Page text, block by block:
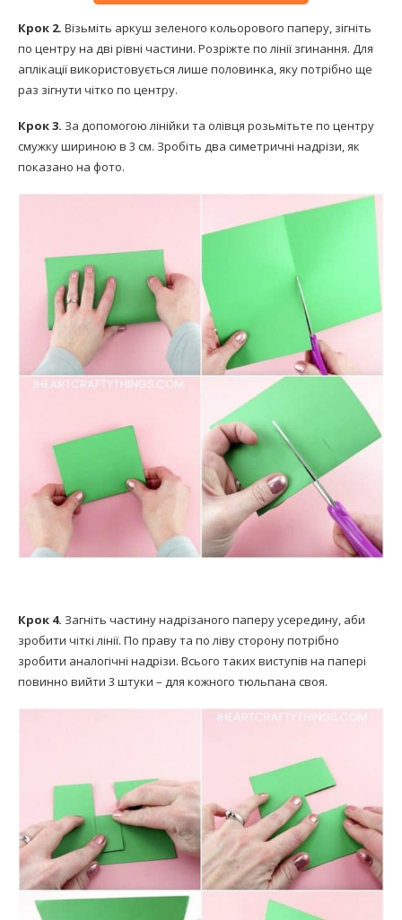
Крок 2. Візьміть аркуш зеленого кольорового паперу, зігніть
по центру на дві рівні частини. Розріжте по лінії згинання. Для
аплікації використовується лише половинка, яку потрібно ще
раз зігнути чітко по центру.
Крок 3. За допомогою лінійки та олівця розьмітьте по центру
смужку шириною в 3 см. Зробіть два симетричні надрізи, як
показано на фото.
Крок 4. Загніть частину надрізаного паперу усередину, аби
зробити чіткі лінії. По праву та по ліву сторону потрібно
зробити аналогічні надрізи. Всього таких виступів на папері
повинно вийти 3 штуки – для кожного тюльпана своя.